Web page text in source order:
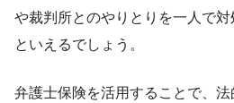
や裁判所とのやりとりを一人で
といえるでしょう。
弁護士保険を活用することで、